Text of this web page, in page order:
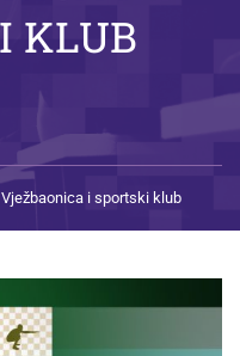
KLUB
Vježbaonica i sportski klub